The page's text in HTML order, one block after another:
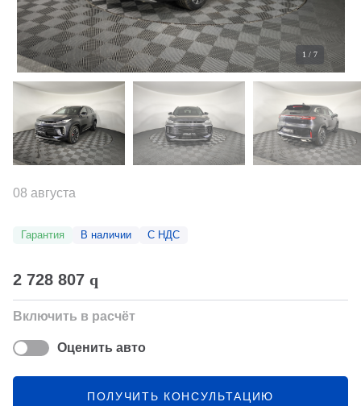
1 / 7
08 августа
Гарантия В наличии С НДС
2 728 807 q
Включить в расчёт
Оценить авто
ПОЛУЧИТЬ КОНСУЛЬТАЦИЮ